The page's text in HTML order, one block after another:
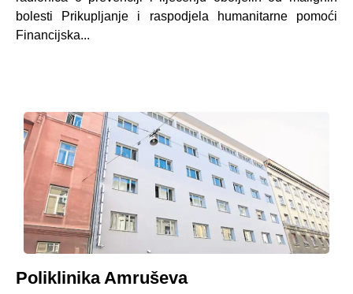
bolesti Prikupljanje i raspodjela humanitarne pomoći
Financijska...
Poliklinika Amruševa